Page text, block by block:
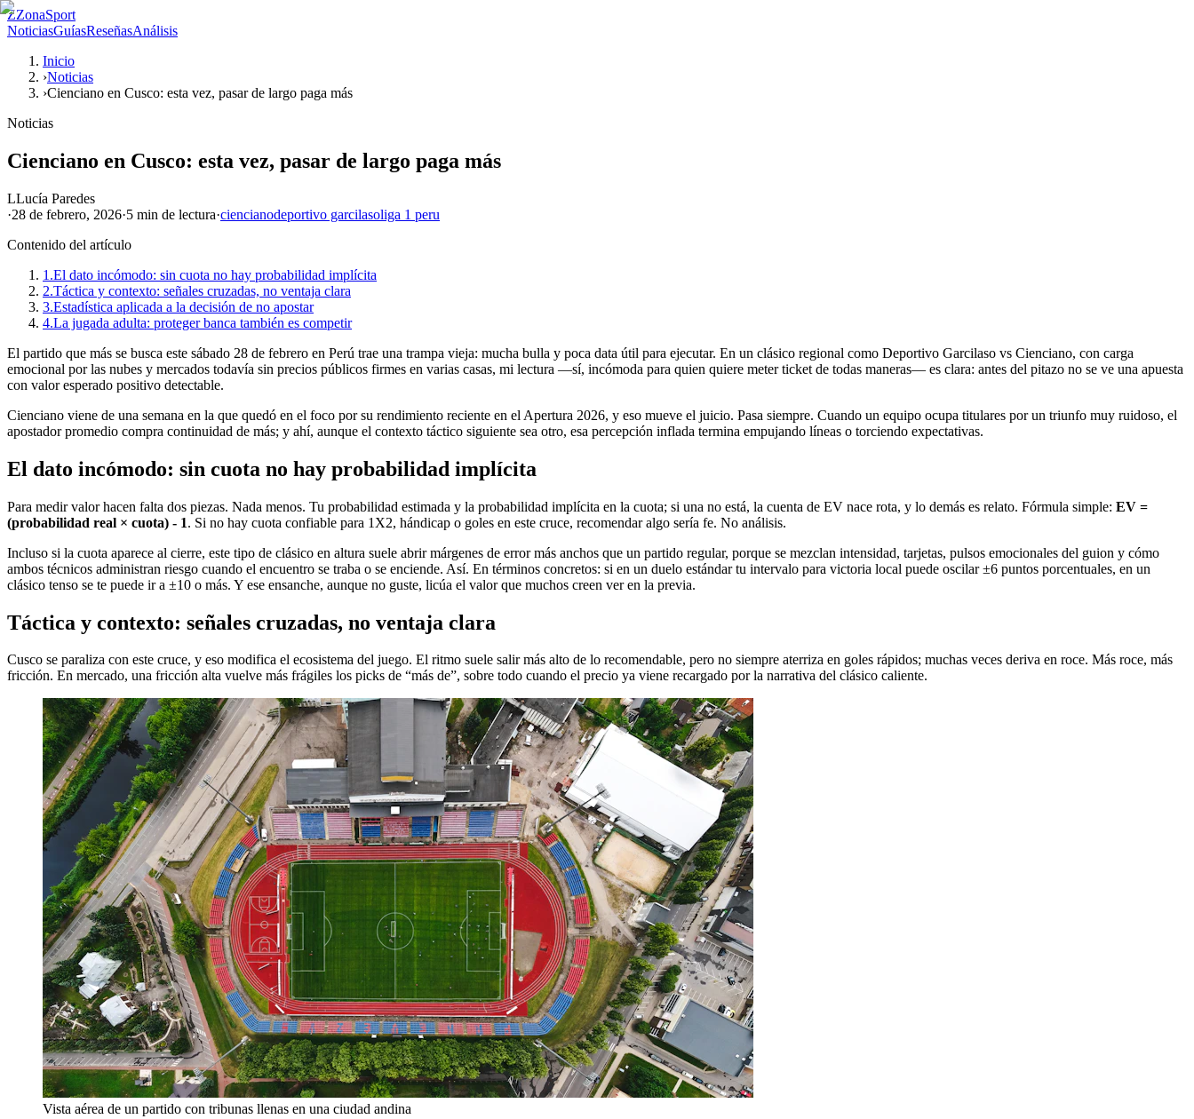
ZZonaSport
NoticiasGuíasReseñasAnálisis
Inicio
›Noticias
›Cienciano en Cusco: esta vez, pasar de largo paga más
Noticias
Cienciano en Cusco: esta vez, pasar de largo paga más
LLucía Paredes
·28 de febrero, 2026·5 min de lectura·ciencianodeportivo garcilasoliga 1 peru
Contenido del artículo
1.El dato incómodo: sin cuota no hay probabilidad implícita
2.Táctica y contexto: señales cruzadas, no ventaja clara
3.Estadística aplicada a la decisión de no apostar
4.La jugada adulta: proteger banca también es competir
El partido que más se busca este sábado 28 de febrero en Perú trae una trampa vieja: mucha bulla y poca data útil para ejecutar. En un clásico regional como Deportivo Garcilaso vs Cienciano, con carga
emocional por las nubes y mercados todavía sin precios públicos firmes en varias casas, mi lectura —sí, incómoda para quien quiere meter ticket de todas maneras— es clara: antes del pitazo no se ve una apuesta
con valor esperado positivo detectable.
Cienciano viene de una semana en la que quedó en el foco por su rendimiento reciente en el Apertura 2026, y eso mueve el juicio. Pasa siempre. Cuando un equipo ocupa titulares por un triunfo muy ruidoso, el
apostador promedio compra continuidad de más; y ahí, aunque el contexto táctico siguiente sea otro, esa percepción inflada termina empujando líneas o torciendo expectativas.
El dato incómodo: sin cuota no hay probabilidad implícita
Para medir valor hacen falta dos piezas. Nada menos. Tu probabilidad estimada y la probabilidad implícita en la cuota; si una no está, la cuenta de EV nace rota, y lo demás es relato. Fórmula simple: EV =
(probabilidad real × cuota) - 1. Si no hay cuota confiable para 1X2, hándicap o goles en este cruce, recomendar algo sería fe. No análisis.
Incluso si la cuota aparece al cierre, este tipo de clásico en altura suele abrir márgenes de error más anchos que un partido regular, porque se mezclan intensidad, tarjetas, pulsos emocionales del guion y cómo
ambos técnicos administran riesgo cuando el encuentro se traba o se enciende. Así. En términos concretos: si en un duelo estándar tu intervalo para victoria local puede oscilar ±6 puntos porcentuales, en un
clásico tenso se te puede ir a ±10 o más. Y ese ensanche, aunque no guste, licúa el valor que muchos creen ver en la previa.
Táctica y contexto: señales cruzadas, no ventaja clara
Cusco se paraliza con este cruce, y eso modifica el ecosistema del juego. El ritmo suele salir más alto de lo recomendable, pero no siempre aterriza en goles rápidos; muchas veces deriva en roce. Más roce, más
fricción. En mercado, una fricción alta vuelve más frágiles los picks de “más de”, sobre todo cuando el precio ya viene recargado por la narrativa del clásico caliente.
Vista aérea de un partido con tribunas llenas en una ciudad andina